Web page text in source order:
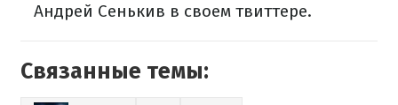
Андрей Сенькив в своем твиттере.
Связанные темы: